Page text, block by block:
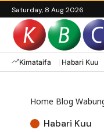
Saturday, 8 Aug 2026
Kimataifa Habari Kuu
Home Blog
Habari Kuu